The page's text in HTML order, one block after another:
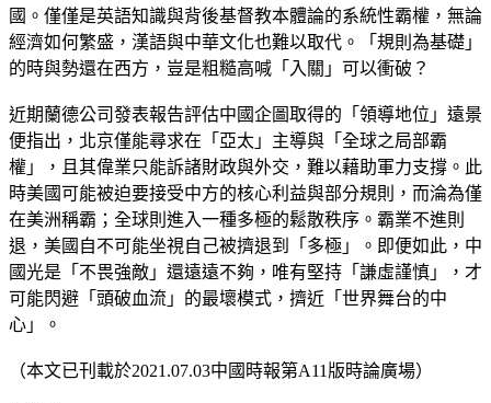
國。僅僅是英語知識與背後基督教本體論的系統性霸權，無論
經濟如何繁盛，漢語與中華文化也難以取代。「規則為基礎」
的時與勢還在西方，豈是粗糙高喊「入關」可以衝破？
近期蘭德公司發表報告評估中國企圖取得的「領導地位」遠景
便指出，北京僅能尋求在「亞太」主導與「全球之局部霸
權」，且其偉業只能訴諸財政與外交，難以藉助軍力支撐。此
時美國可能被迫要接受中方的核心利益與部分規則，而淪為僅
在美洲稱霸；全球則進入一種多極的鬆散秩序。霸業不進則
退，美國自不可能坐視自己被擠退到「多極」。即便如此，中
國光是「不畏強敵」還遠遠不夠，唯有堅持「謙虛謹慎」，才
可能閃避「頭破血流」的最壞模式，擠近「世界舞台的中
心」。
（本文已刊載於2021.07.03中國時報第A11版時論廣場）